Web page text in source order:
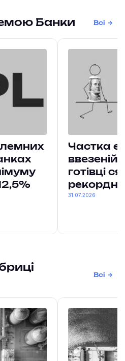
Банки Всі
Частка
готівці
31.07.2026
Всі